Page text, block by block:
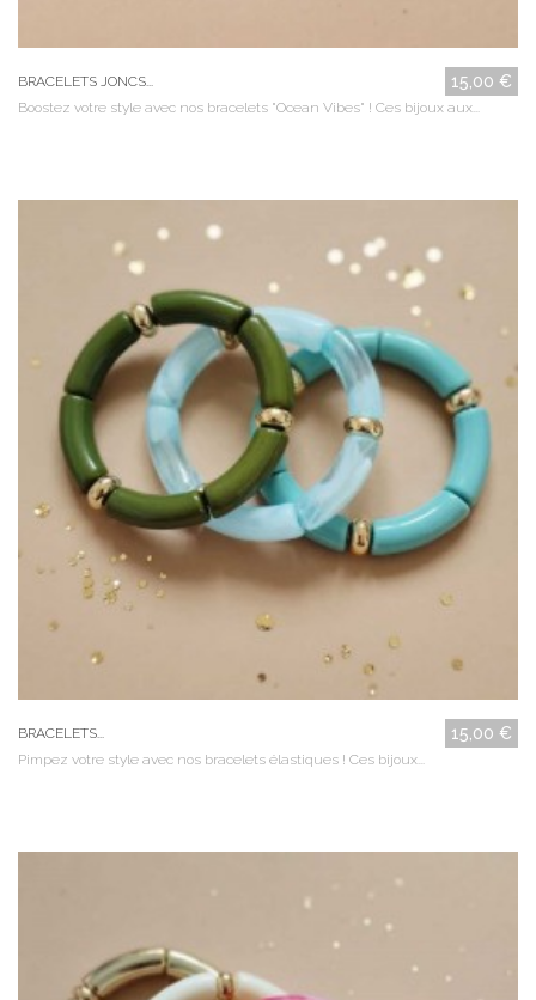
BRACELETS JONCS... 15,00 €
Boostez votre style avec nos bracelets "Ocean Vibes" ! Ces bijoux aux...
BRACELETS... 15,00 €
Pimpez votre style avec nos bracelets élastiques ! Ces bijoux...